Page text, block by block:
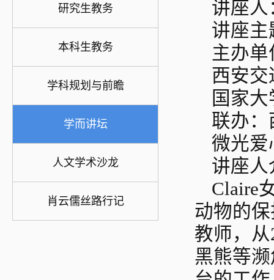
研究生教务
本科生教务
学科规划与前瞻
学而讲坛
人文学术沙龙
肖云儒丝路行记
讲座人
讲座主
主办
西安
国家
联办
微光爱
讲座人
Claire
动物的
教师，
黑熊等